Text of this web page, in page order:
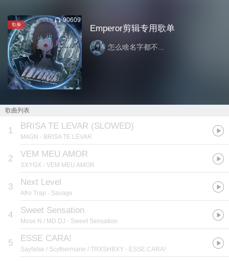
歌单
90609
Emperor剪辑专用歌单
怎么啥名字都不...
歌曲列表
1 BRISA TE LEVAR (SLOWED)
M4GN - BRISA TE LEVAR
2 VEM MEU AMOR
SXYGX - VEM MEU AMOR
3 Next Level
Afro Trap - Savage
4 Sweet Sensation
Mose N / MD DJ - Sweet Sensation
5 ESSE CARA!
Sayfalse / Scythermane / TRXSHBXY - ESSE CARA!